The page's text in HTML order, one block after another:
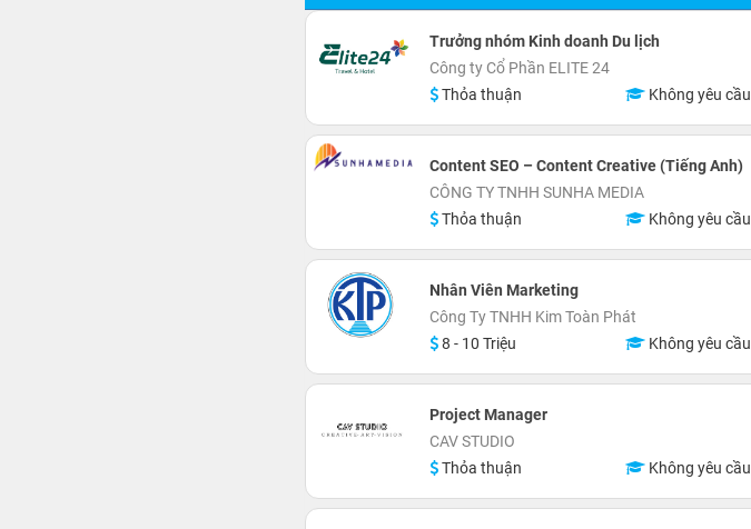
Trưởng nhóm Kinh doanh Du lịch
Công ty Cổ Phần ELITE 24
Thỏa thuận
Không yêu cầu
Content SEO – Content Creative (Tiếng Anh)
CÔNG TY TNHH SUNHA MEDIA
Thỏa thuận
Không yêu cầu
Nhân Viên Marketing
Công Ty TNHH Kim Toàn Phát
8 - 10 Triệu
Không yêu cầu
Project Manager
CAV STUDIO
Thỏa thuận
Không yêu cầu